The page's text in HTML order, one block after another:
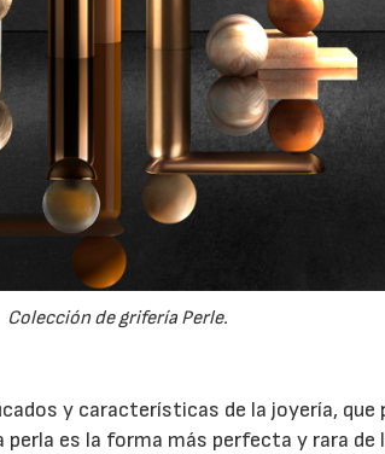
Colección de grifería Perle.
y características de la joyería,
es la forma más perfecta y rara de